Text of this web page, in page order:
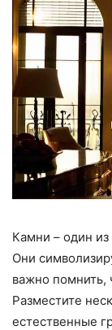
Камни – один
Они
важно помнить,
Разместите
естественные